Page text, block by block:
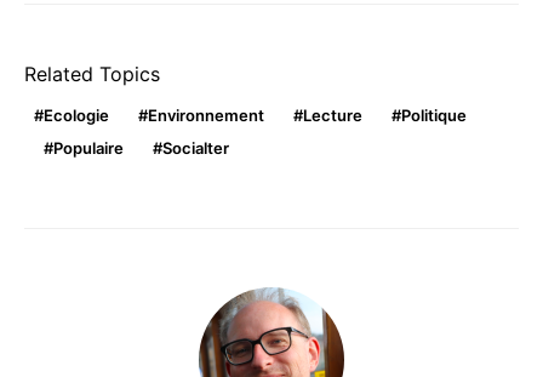
Related Topics
Ecologie Environnement Lecture
Politique
Populaire
Socialter